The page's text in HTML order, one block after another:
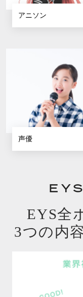
アニソン
声優
EYS全
3つの内